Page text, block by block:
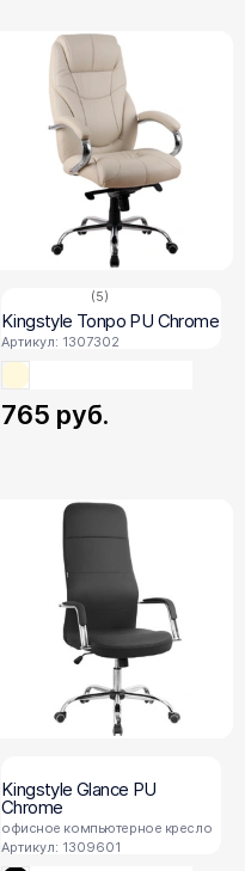
(5)
Kingstyle Tonpo PU Chrome
Артикул: 1307302
765 руб.
Kingstyle Glance PU
Chrome
офисное компьютерное кресло
Артикул: 1309601